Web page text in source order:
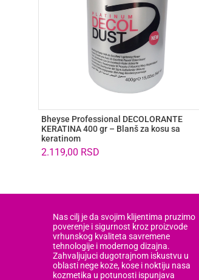
Bheyse Professional DECOLORANTE
KERATINA 400 gr – Blanš za kosu sa
keratinom
2.119,00 RSD
Nas cilj je da svojim klijentima pruzimo
poverenje i sigurnost kroz proizvode
vrhunskog kvaliteta savremene
tehnologije i modernog dizajna.
Zahvaljujuci dugotrajnom iskustvu u
oblasti nege koze, kose i noktiju nasa
kozmetika u potunosti ispunjava